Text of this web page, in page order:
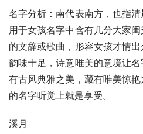
名字分析：南代表南方，也指
用于女孩名字中含有几分大家
的文辞或歌曲，形容女孩才情
韵味十足，诗意唯美的意境让
有古风典雅之美，藏有唯美惊
的名字听觉上就是享受。
溪月